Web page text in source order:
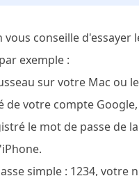
conseille d'essayer
exemple :
sur votre Mac ou
de votre compte
le mot de passe de la
simple : 1234, votre